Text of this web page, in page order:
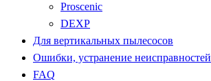
Proscenic
DEXP
Для вертикальных пылесосов
Ошибки, устранение неисправностей
FAQ